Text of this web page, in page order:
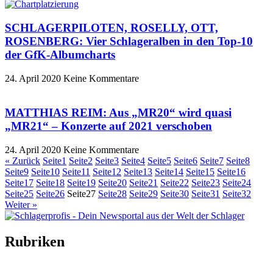
SCHLAGERPILOTEN, ROSELLY, OTT,
ROSENBERG: Vier Schlageralben in den Top-10
der GfK-Albumcharts
24. April 2020 Keine Kommentare
MATTHIAS REIM: Aus „MR20“ wird quasi
„MR21“ – Konzerte auf 2021 verschoben
24. April 2020 Keine Kommentare
« Zurück Seite1 Seite2 Seite3 Seite4 Seite5 Seite6 Seite7 Seite8
Seite9 Seite10 Seite11 Seite12 Seite13 Seite14 Seite15 Seite16
Seite17 Seite18 Seite19 Seite20 Seite21 Seite22 Seite23 Seite24
Seite25 Seite26 Seite27 Seite28 Seite29 Seite30 Seite31 Seite32
Weiter »
Rubriken